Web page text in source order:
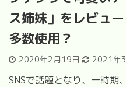
ス姉妹」をレビュ
多数使用？
2020年2月19日 2021年
SNSで話題となり、一時期